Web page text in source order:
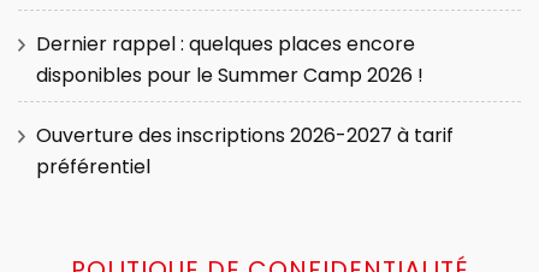
Dernier rappel : quelques places encore
disponibles pour le Summer Camp 2026 !
Ouverture des inscriptions 2026-2027 à tarif
préférentiel